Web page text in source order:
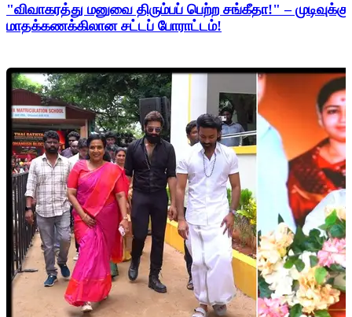
"விவாகரத்து மனுவை திரும்பப் பெற்ற சங்கீதா!" –
மாதக்கணக்கிலான சட்டப் போராட்டம்!